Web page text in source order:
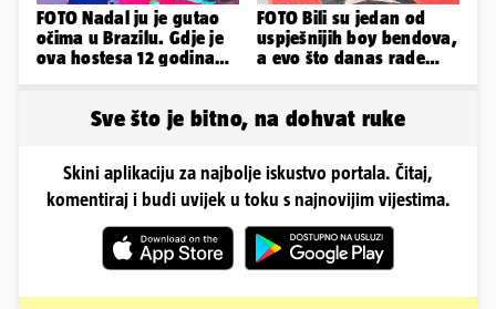
FOTO Nadal ju je gutao
očima u Brazilu. Gdje je
ova hostesa 12 godina
FOTO Bili su jedan od
uspješnijih boy bendova,
a evo što danas rade
Sve što je bitno, na dohvat ruke
Skini aplikaciju za najbolje iskustvo portala. Čitaj,
komentiraj i budi uvijek u toku s najnovijim vijestima.